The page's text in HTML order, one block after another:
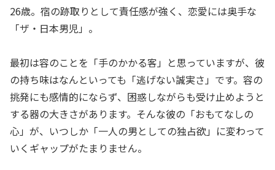
26歳。宿の跡取りとして責任感が強く、恋愛には奥手な
「ザ・日本男児」。
最初は容のことを「手のかかる客」と思っていますが、彼
の持ち味はなんといっても「逃げない誠実さ」です。容の
挑発にも感情的にならず、困惑しながらも受け止めようと
する器の大きさがあります。そんな彼の「おもてなしの
心」が、いつしか「一人の男としての独占欲」に変わって
いくギャップがたまりません。